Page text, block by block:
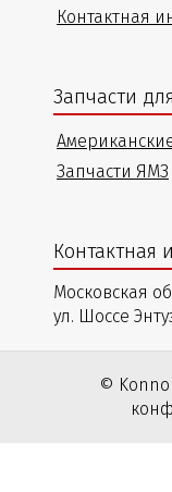
Контактная
Запчасти
Запчасти ЯМЗ
Контактная
Московская
ул. Шоссе
©